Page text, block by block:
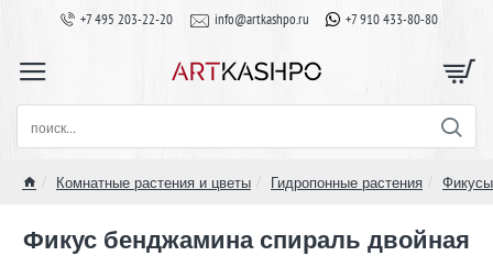
+7 495 203-22-20 info@artkashpo.ru +7 910 433-80-80
поиск...
Комнатные растения и цветы Гидропонные растения
Фикус бенджамина спираль двойная